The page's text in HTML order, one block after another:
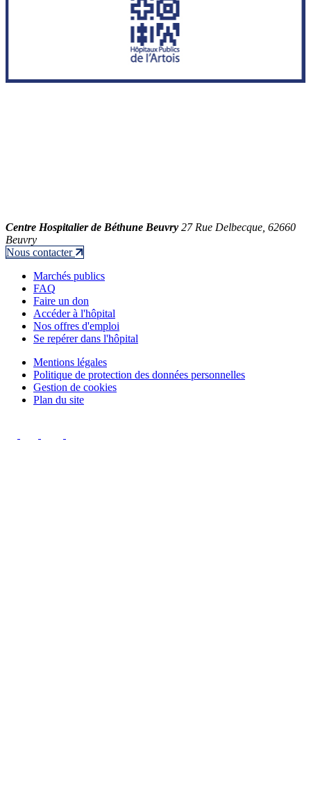
Centre Hospitalier de Béthune Beuvry 27 Rue Delbecque, 62660
Beuvry
Nous contacter
Marchés publics
FAQ
Faire un don
Accéder à l'hôpital
Nos offres d'emploi
Se repérer dans l'hôpital
Mentions légales
Politique de protection des données personnelles
Gestion de cookies
Plan du site